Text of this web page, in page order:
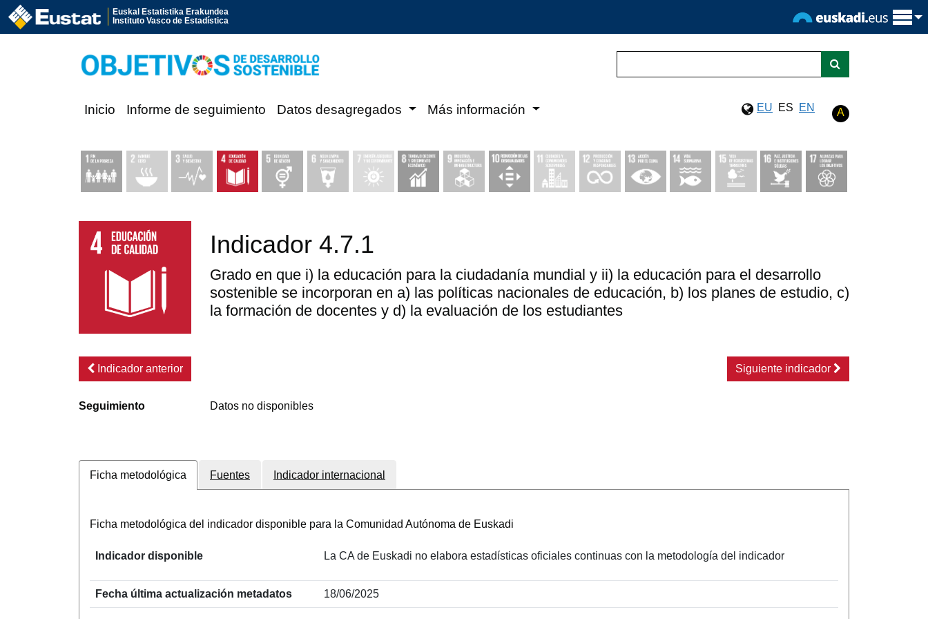
Euskal Estatistika Erakundea
Instituto Vasco de Estadística
Inicio Informe de seguimiento Datos desagregados Más información EU ES EN A
Indicador 4.7.1
Grado en que i) la educación para la ciudadanía mundial y ii) la educación para el desarrollo
sostenible se incorporan en a) las políticas nacionales de educación, b) los planes de estudio, c)
la formación de docentes y d) la evaluación de los estudiantes
Indicador anterior Siguiente indicador
Seguimiento Datos no disponibles
Ficha metodológica Fuentes Indicador internacional
Ficha metodológica del indicador disponible para la Comunidad Autónoma de Euskadi
Indicador disponible La CA de Euskadi no elabora estadísticas oficiales continuas con la metodología del indicador
Fecha última actualización metadatos 18/06/2025